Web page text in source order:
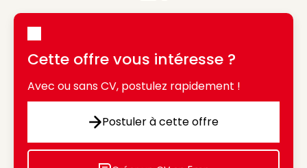
Cette offre vous intéresse ?
Avec ou sans CV, postulez rapidement !
Postuler à cette offre
Postuler à cette offre